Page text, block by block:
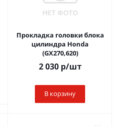
Прокладка головки блока
цилиндра Honda
(GX270,620)
2 030р/шт
В корзину